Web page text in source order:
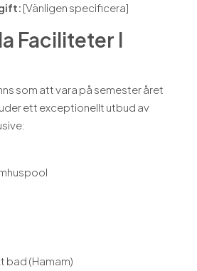
[Vänligen specificera]
Faciliteter I
som att vara på semester året
ett exceptionellt utbud av
bad (Hamam)